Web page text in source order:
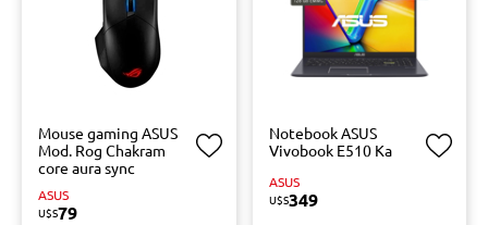
Mouse gaming ASUS
Mod. Rog Chakram
core aura sync
ASUS
U$S79
Notebook ASUS
Vivobook E510 Ka
ASUS
U$S349